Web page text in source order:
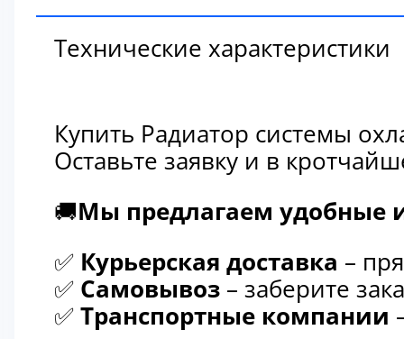
Технические характеристики
Купить Радиатор системы
Оставьте заявку и в
🚚Мы предлагаем удобные
✅ Курьерская доставка –
✅ Самовывоз – заберите
✅ Транспортные компании